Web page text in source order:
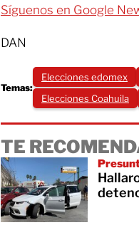
Síguenos en Google
DAN
Temas:
Elecciones edomex
Elecciones Coahuila
TE